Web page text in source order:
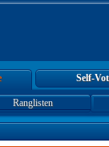
Self-
Ranglisten